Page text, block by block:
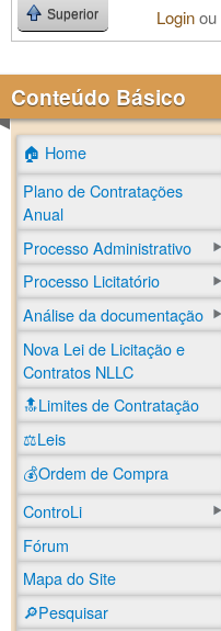
Superior Loginou
Conteúdo Básico
🏠 Home
Plano de Contratações
Anual
Processo Administrativo
Processo Licitatório
Análise da documentação
Nova Lei de Licitação e
Contratos NLLC
🔝Limites de Contratação
⚖️Leis
💰Ordem de Compra
ControLi
Fórum
Mapa do Site
🔎Pesquisar